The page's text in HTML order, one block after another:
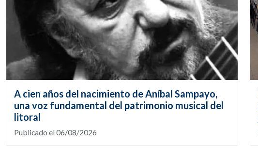
A cien años del nacimiento de Aníbal Sampayo,
una voz fundamental del patrimonio musical del
litoral
Publicado el 06/08/2026